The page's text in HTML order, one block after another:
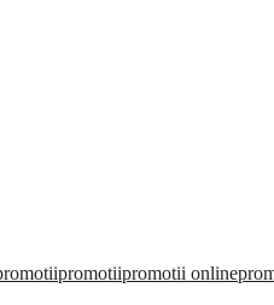
promotiipromotii online